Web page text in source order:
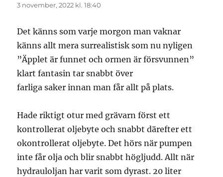
3 november, 2022 kl. 18:40
Det känns som varje morgon man vaknar
känns allt mera surrealistisk som nu nyligen
”Äpplet är funnet och ormen är försvunnen”
klart fantasin tar snabbt över
farliga saker innan man får allt på plats.
Hade riktigt otur med grävarn först ett
kontrollerat oljebyte och snabbt därefter ett
okontrollerat oljebyte. Det hörs när pumpen
inte får olja och blir snabbt högljudd. Allt när
hydrauloljan har varit som dyrast. 20 liter